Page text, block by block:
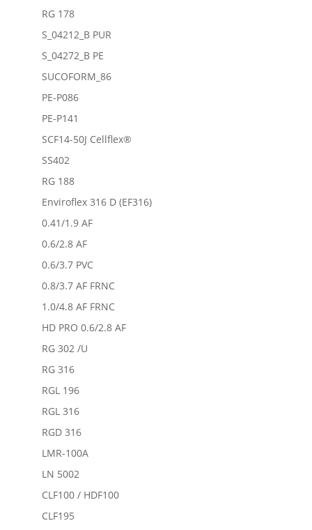
RG 178
S_04212_B PUR
S_04272_B PE
SUCOFORM_86
PE-P086
PE-P141
SCF14-50J Cellflex®
SS402
RG 188
Enviroflex 316 D (EF316)
0.41/1.9 AF
0.6/2.8 AF
0.6/3.7 PVC
0.8/3.7 AF FRNC
1.0/4.8 AF FRNC
HD PRO 0.6/2.8 AF
RG 302 /U
RG 316
RGL 196
RGL 316
RGD 316
LMR-100A
LN 5002
CLF100 / HDF100
CLF195